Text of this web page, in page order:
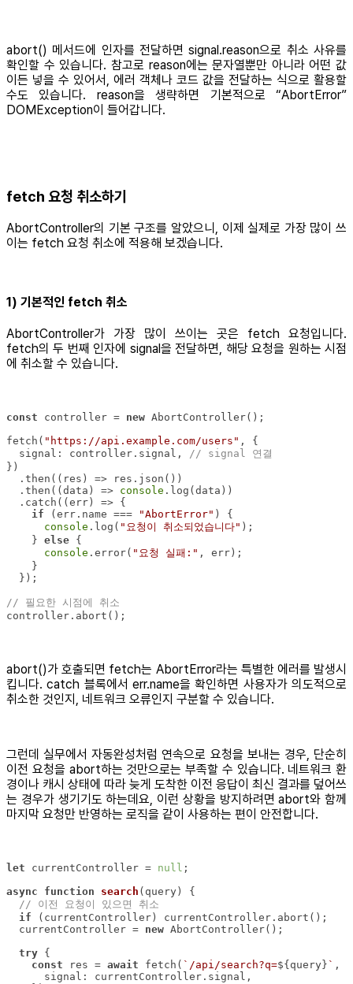
abort() 메서드에 인자를 전달하면 signal.reason으로 취소 사유를
확인할 수 있습니다. 참고로 reason에는 문자열뿐만 아니라 어떤 값
이든 넣을 수 있어서, 에러 객체나 코드 값을 전달하는 식으로 활용할
수도 있습니다. reason을 생략하면 기본적으로 “AbortError”
DOMException이 들어갑니다.
fetch 요청 취소하기
AbortController의 기본 구조를 알았으니, 이제 실제로 가장 많이 쓰
이는 fetch 요청 취소에 적용해 보겠습니다.
1) 기본적인 fetch 취소
AbortController가 가장 많이 쓰이는 곳은 fetch 요청입니다.
fetch의 두 번째 인자에 signal을 전달하면, 해당 요청을 원하는 시점
에 취소할 수 있습니다.
const controller = new
fetch( "https://api.example.com/users"
signal : controller.signal, // signal 연결
  .then(
( res ) =>
  .then(
( data ) => console
  .catch(
( err ) =>
if (err.name === "AbortError"
console .log( "요청이 취소되었습니다"
    }
else
console .error( "요청 실패:"
// 필요한 시점에 취소
controller.abort();
abort()가 호출되면 fetch는 AbortError라는 특별한 에러를 발생시
킵니다. catch 블록에서 err.name을 확인하면 사용자가 의도적으로
취소한 것인지, 네트워크 오류인지 구분할 수 있습니다.
그런데 실무에서 자동완성처럼 연속으로 요청을 보내는 경우, 단순히
이전 요청을 abort하는 것만으로는 부족할 수 있습니다. 네트워크 환
경이나 캐시 상태에 따라 늦게 도착한 이전 응답이 최신 결과를 덮어쓰
는 경우가 생기기도 하는데요, 이런 상황을 방지하려면 abort와 함께
마지막 요청만 반영하는 로직을 같이 사용하는 편이 안전합니다.
let currentController = null
async
function search ( query )
// 이전 요청이 있으면 취소
if
  currentController =
new
try
const res = await fetch( `/api/search?q=${query} `
signal